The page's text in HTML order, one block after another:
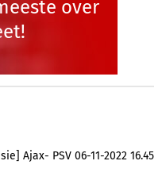
over
Ajax- PSV 06-11-2022 16.45